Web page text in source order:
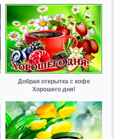
Добрая открытка с кофе
Хорошего дня!